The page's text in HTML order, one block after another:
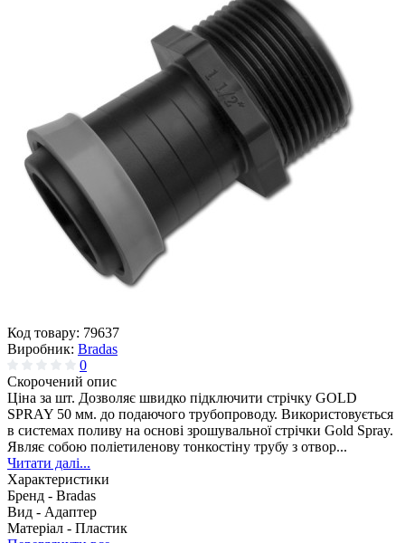
Код товару: 79637
Виробник: Bradas
0
Скорочений опис
Ціна за шт. Дозволяє швидко підключити стрічку GOLD
SPRAY 50 мм. до подаючого трубопроводу. Використовується
в системах поливу на основі зрошувальної стрічки Gold Spray.
Являє собою поліетиленову тонкостіну трубу з отвор...
Читати далі...
Характеристики
Бренд - Bradas
Вид - Адаптер
Матеріал - Пластик